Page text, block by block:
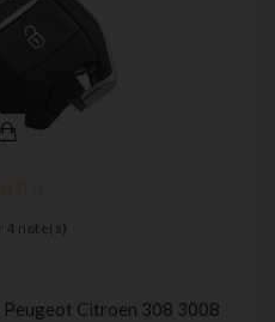
4 note(s)
Peugeot Citroen 308 3008